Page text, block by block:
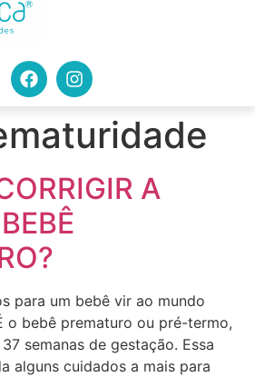
A
para um bebê vir ao mundo
o bebê prematuro ou pré-termo,
semanas de gestação. Essa
alguns cuidados a mais para